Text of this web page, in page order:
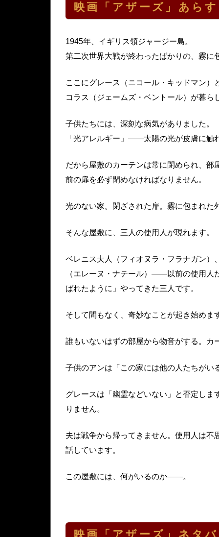
映画「アザーズ」あら
1945年、イギリス領ジャージー島。
第二次世界大戦が終わったばかりの、霧に
ここにグレース（ニコール・キッドマン
コラス（ジェームズ・ベントール）が暮ら
子供たちには、深刻な病気がありました。
「光アレルギー」——太陽の光が皮膚に触
だから屋敷のカーテンは常に閉められ、
前の扉を必ず閉めなければなりません。
光のない家。閉ざされた扉。霧に包まれた
そんな屋敷に、三人の使用人が現れます。
ベレニス夫人（フィオヌラ・フラナガン）
（エレーヌ・ナテール）——以前の使用人
ばれたように」やってきた三人です。
そして間もなく、奇妙なことが起き始めま
誰もいないはずの部屋から物音がする。カ
子供のアンは「この家には他の人たちがい
グレースは「幽霊などいない」と否定し
りません。
夫は戦争から帰ってきません。使用人は
話しています。
この屋敷には、何がいるのか——。
映画「アザーズ」ネタ